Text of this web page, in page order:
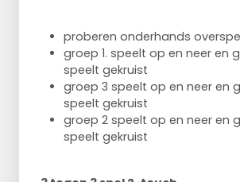
proberen onderhands
groep 1. speelt op en neer en
speelt gekruist
groep 3 speelt op en neer en
speelt gekruist
groep 2 speelt op en neer en
speelt gekruist